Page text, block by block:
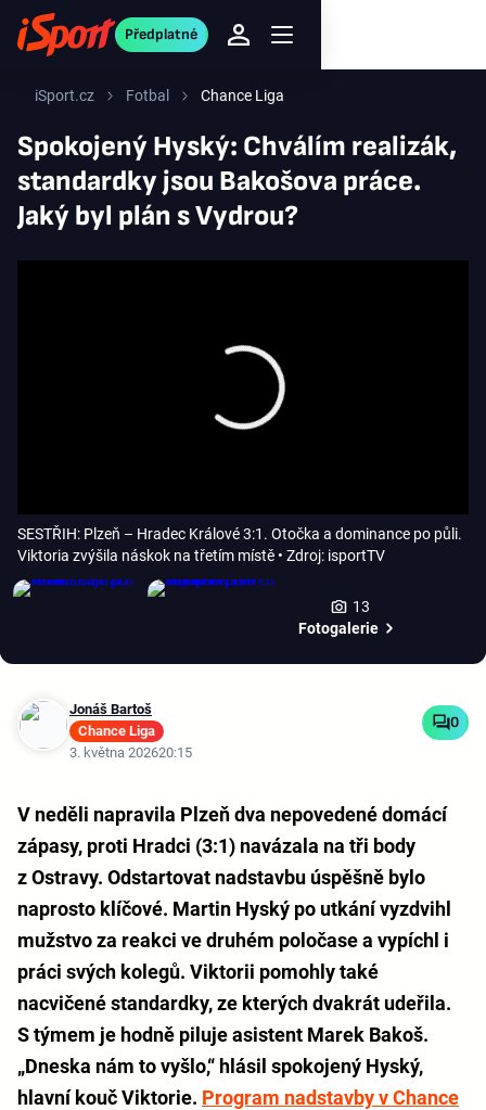
Předplatné
iSport.cz Fotbal Chance Liga
Spokojený Hyský: Chválím realizák,
standardky jsou Bakošova práce.
Jaký byl plán s Vydrou?
SESTŘIH: Plzeň – Hradec Králové 3:1. Otočka a dominance po půli.
Viktoria zvýšila náskok na třetím místě • Zdroj: isportTV
13
Fotogalerie
Jonáš Bartoš
Chance Liga
3. května 202620:15
0
V neděli napravila Plzeň dva nepovedené domácí
zápasy, proti Hradci (3:1) navázala na tři body
z Ostravy. Odstartovat nadstavbu úspěšně bylo
naprosto klíčové. Martin Hyský po utkání vyzdvihl
mužstvo za reakci ve druhém poločase a vypíchl i
práci svých kolegů. Viktorii pomohly také
nacvičené standardky, ze kterých dvakrát udeřila.
S týmem je hodně piluje asistent Marek Bakoš.
„Dneska nám to vyšlo,“ hlásil spokojený Hyský,
hlavní kouč Viktorie. Program nadstavby v Chance